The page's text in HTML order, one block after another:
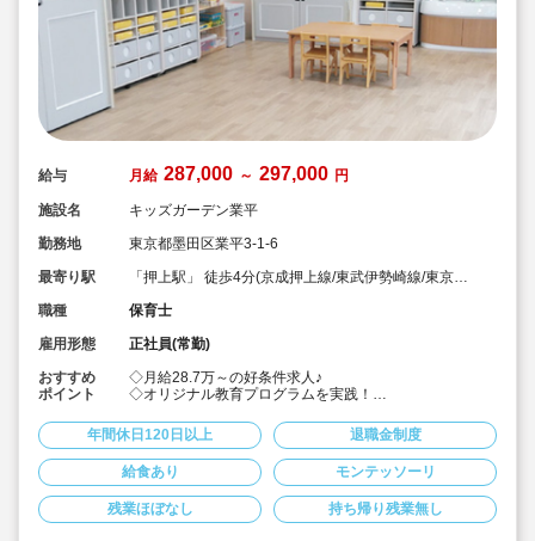
給与 月給 287,000 ～ 297,000 円
施設名
キッズガーデン業平
勤務地
東京都墨田区業平3-1-6
最寄り駅
「押上駅」 徒歩4分(京成押上線/東武伊勢崎線/東京メ
職種
保育士
雇用形態
正社員(常勤)
おすすめ
ポイント
◇月給28.7万～の好条件求人♪
◇オリジナル教育プログラムを実践！
ラムを取り入れ、園児たちの可能性を広げている他、先
生のアイデアをもとに新しいプログラムを実施すること
もあるので、「得意なこと」「好きなこと」を活かすチ
ャンスがあります！
◇子どもが主体，保育環境による働きかけ中心の「見守
る保育」に取り組んでいます。
◇園長や本社スタッフなどへキャリアアップも可能で
年間休日120日以上 退職金制度
給食あり モンテッソーリ
残業ほぼなし 持ち帰り残業無し